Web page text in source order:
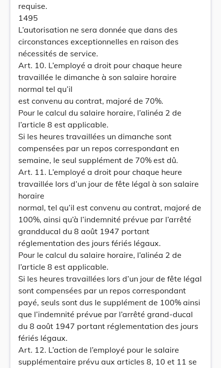
requise.
1495
L’autorisation ne sera donnée que dans des
circonstances exceptionnelles en raison des
nécessités de service.
Art. 10. L’employé a droit pour chaque heure
travaillée le dimanche à son salaire horaire
normal tel qu’il
est convenu au contrat, majoré de 70%.
Pour le calcul du salaire horaire, l’alinéa 2 de
l’article 8 est applicable.
Si les heures travaillées un dimanche sont
compensées par un repos correspondant en
semaine, le seul supplément de 70% est dû.
Art. 11. L’employé a droit pour chaque heure
travaillée lors d’un jour de fête légal à son salaire
horaire
normal, tel qu’il est convenu au contrat, majoré de
100%, ainsi qu’à l’indemnité prévue par l’arrêté
grandducal du 8 août 1947 portant
réglementation des jours fériés légaux.
Pour le calcul du salaire horaire, l’alinéa 2 de
l’article 8 est applicable.
Si les heures travaillées lors d’un jour de fête légal
sont compensées par un repos correspondant
payé, seuls sont dus le supplément de 100% ainsi
que l’indemnité prévue par l’arrêté grand-ducal
du 8 août 1947 portant réglementation des jours
fériés légaux.
Art. 12. L’action de l’employé pour le salaire
supplémentaire prévu aux articles 8, 10 et 11 se